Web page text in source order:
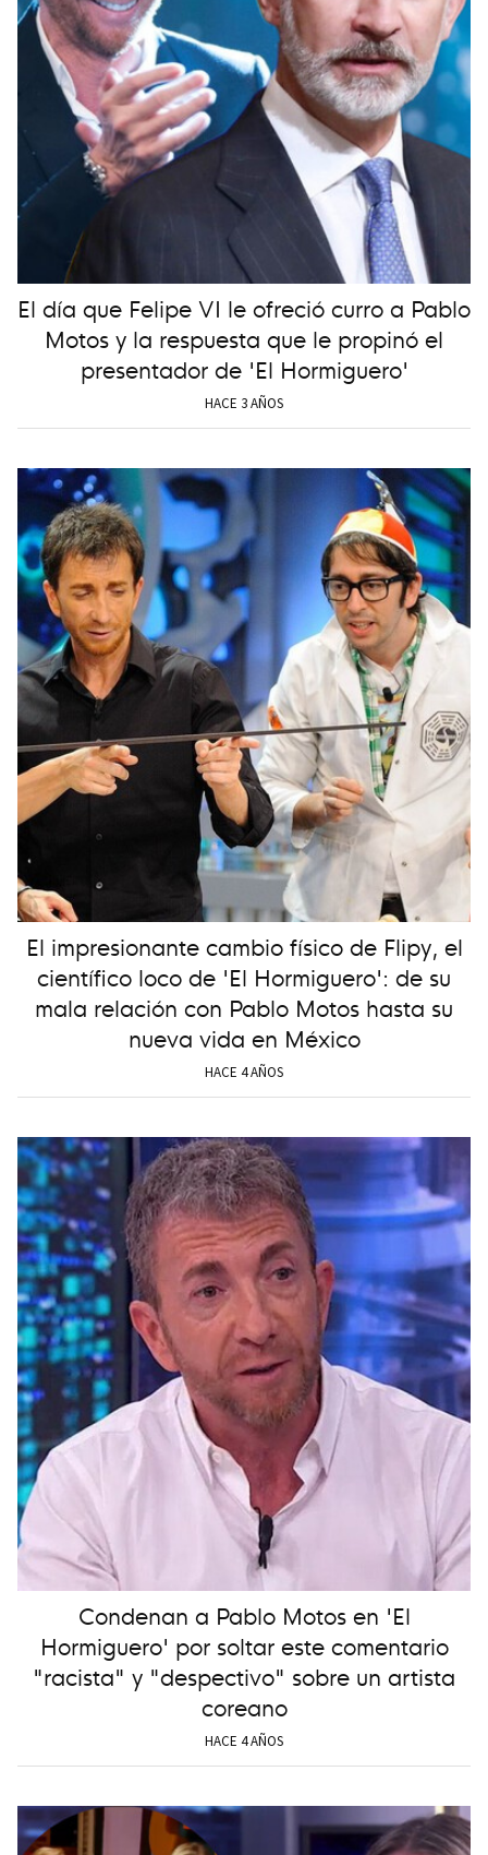
El día que Felipe VI le ofreció curro a Pablo
Motos y la respuesta que le propinó el
presentador de 'El Hormiguero'
HACE 3 AÑOS
El impresionante cambio físico de Flipy, el
científico loco de 'El Hormiguero': de su
mala relación con Pablo Motos hasta su
nueva vida en México
HACE 4 AÑOS
Condenan a Pablo Motos en 'El
Hormiguero' por soltar este comentario
"racista" y "despectivo" sobre un artista
coreano
HACE 4 AÑOS